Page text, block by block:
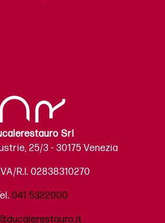
Srl
25/3 - 30175 Venezia
R.I. 02838310270
041 5322000